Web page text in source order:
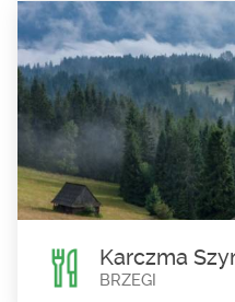
Kapliczka
Kapliczka św. Floriana w
w 1778 roku na
Karczma
BRZEGI